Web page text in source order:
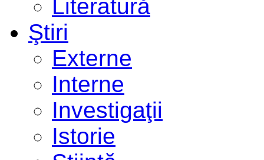
Literatură
Ştiri
Externe
Interne
Investigaţii
Istorie